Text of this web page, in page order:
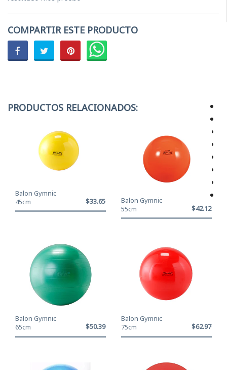
COMPARTIR ESTE PRODUCTO
PRODUCTOS RELACIONADOS:
Balon Gymnic
45cm
$33.650
Balon Gymnic
55cm
$42.120
Balon Gymnic
65cm
$50.390
Balon Gymnic
75cm
$62.970